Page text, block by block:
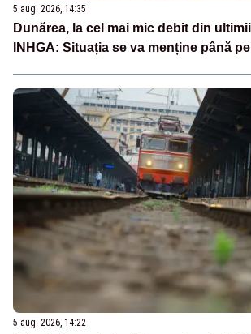
5 aug. 2026, 14:35
Dunărea, la cel mai mic debit din
INHGA: Situația se va menține până
5 aug. 2026, 14:22